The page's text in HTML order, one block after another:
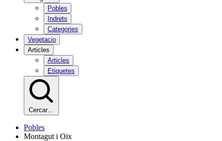
Pobles
Indrets
Categories
Vegetacio
Articles
Articles
Etiquetes
Cercar…
Pobles
Montagut i Oix